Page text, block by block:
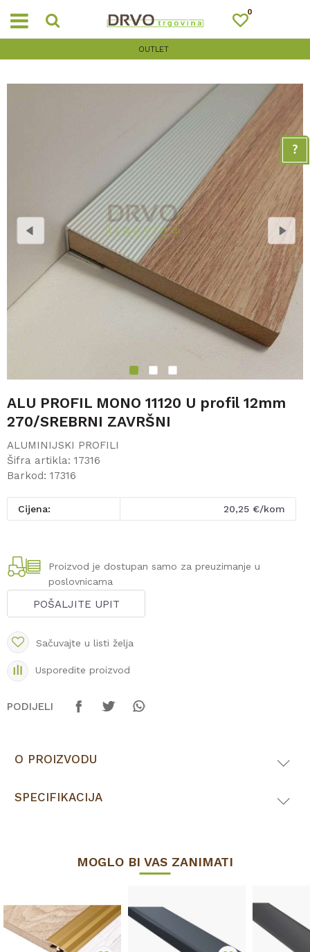
0
OUTLET
1 2 3
ALU PROFIL MONO 11120 U profil 12mm
270/SREBRNI ZAVRŠNI
ALUMINIJSKI PROFILI
Šifra artikla: 17316
Barkod: 17316
Cijena: 20,25 €/kom
Proizvod je dostupan samo za preuzimanje u
poslovnicama
POŠALJITE UPIT
Sačuvajte u listi želja
Usporedite proizvod
PODIJELI
O PROIZVODU
SPECIFIKACIJA
MOGLO BI VAS ZANIMATI